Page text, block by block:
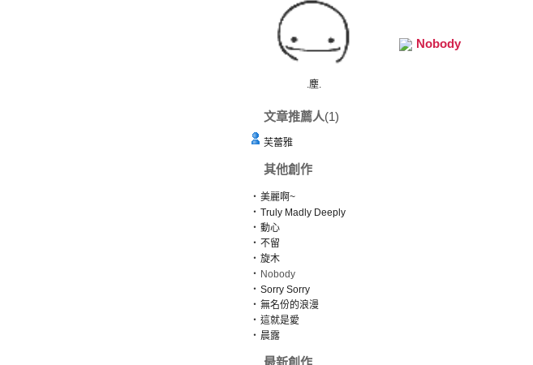
.塵.
文章推薦人(1)
芙蕾雅
其他創作
‧ 美麗啊~
‧ Truly Madly Deeply
‧ 動心
‧ 不留
‧ 旋木
‧ Nobody
‧ Sorry Sorry
‧ 無名份的浪漫
‧ 這就是愛
‧ 晨露
最新創作
Nobody